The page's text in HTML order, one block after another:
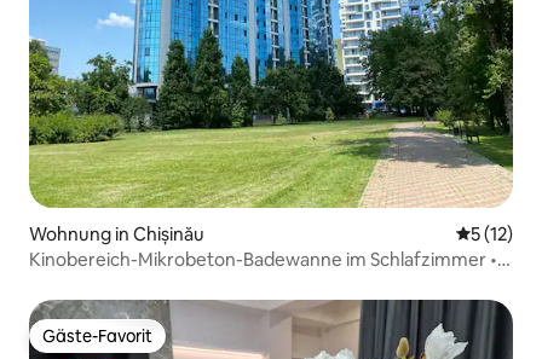
Wohnung in Chișinău
5 (12)
Kinobereich-Mikrobeton-Badewanne im Schlafzimmer •
Gäste-Favorit
Gäste-Favorit